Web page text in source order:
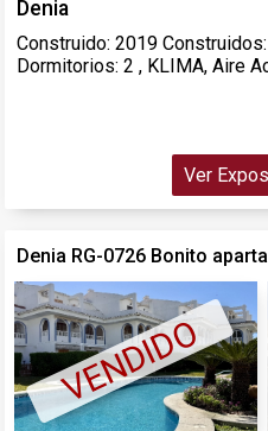
Denia
Construido: 2019
Dormitorios: 2 , KLIMA, Aire
Ver
Denia RG-0726 Bonito
VENDIDO